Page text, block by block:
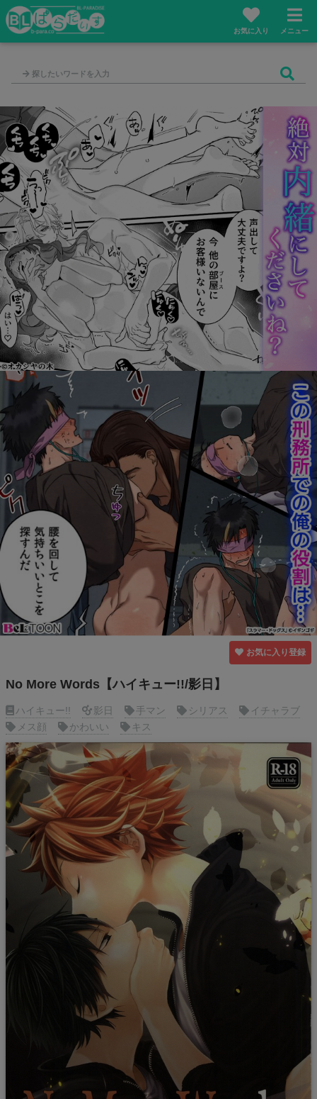
お気に入り メニュー
お気に入り登録
No More Words【ハイキュー!!/影日】
ハイキュー!! 影日 手マン シリアス
イチャラブ
メス顔
かわいい キス